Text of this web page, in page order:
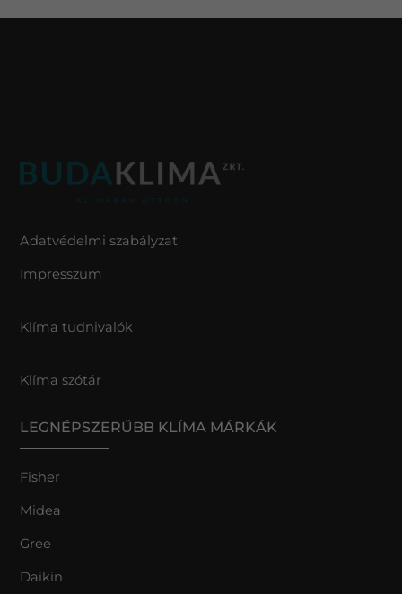
Adatvédelmi szabályzat
Impresszum
Klíma tudnivalók
Klíma szótár
LEGNÉPSZERŰBB KLÍMA MÁRKÁK
Fisher
Midea
Gree
Daikin